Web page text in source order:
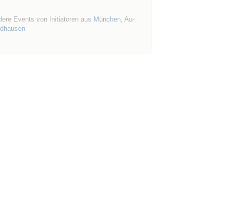
Events von Initiatoren aus München, Au-